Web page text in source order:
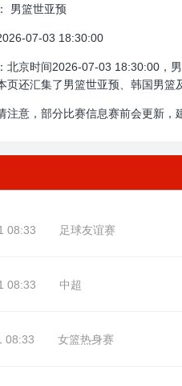
男篮世亚预
07-03 18:30:00
北京时间2026-07-03 18:30:00，
页还汇集了男篮世亚预、韩国男篮
注意，部分比赛信息赛前会更新
08:33 足球友谊赛
08:33 中超
08:33 女篮热身赛